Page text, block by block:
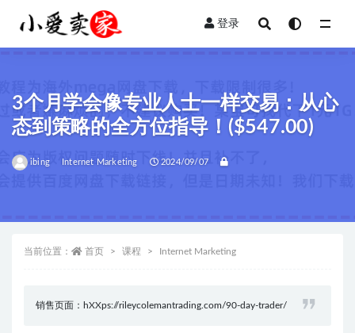
登录
3个月学会像专业人士一样交易：从心
态到策略的全方位指导！($547.00)
ibing Internet Marketing 2024/09/07
当前位置： 首页 课程 Internet Marketing
销售页面：hXXps://rileycolemantrading.com/90-day-trader/